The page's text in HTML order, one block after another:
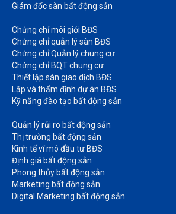
Giám đốc sàn bất động sản
Chứng chỉ môi giới BĐS​
Chứng chỉ quản lý sàn BĐS
Chứng chỉ Quản lý chung cư​
Chứng chỉ BQT chung cư​
Thiết lập sàn giao dịch BĐS​
Lập và thẩm định dự án BĐS​
Kỹ năng đào tạo bất động sản​
Quản lý rủi ro bất động sản​
Thị trường bất động sản​
Kinh tế vĩ mô đầu tư BĐS​
Định giá bất động sản​
Phong thủy bất động sản​
Marketing bất động sản​
Digital Marketing bất động sản​